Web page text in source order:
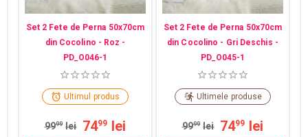
Set 2 Fete de Perna 50x70cm
din Cocolino - Roz -
PD_O046-1
Ultimul produs
9999 lei 7499 lei
Set 2 Fete de Perna 50x70cm
din Cocolino - Gri Deschis -
PD_O045-1
Ultimele produse
9999 lei 7499 lei